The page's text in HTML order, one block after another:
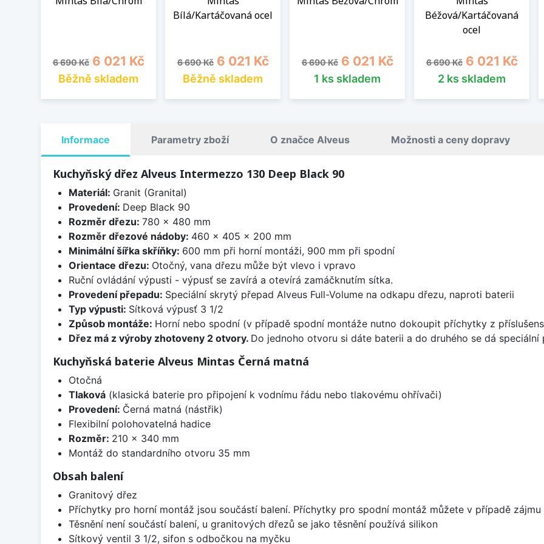
Běžná cena
6 690 Kč Cena
6 021 Kč
Běžně skladem
Bílá/Kartáčovaná ocel
Běžná cena
6 690 Kč Cena
6 021 Kč
Běžně skladem
Běžná cena
6 690 Kč Cena
6 021 Kč
1 ks skladem
Béžová/Kartáčovaná
ocel
Běžná cena
6 690 Kč Cena
6 021 Kč
2 ks skladem
Informace Parametry zboží O značce Alveus Možnosti a ceny dopravy
Kuchyňský dřez Alveus Intermezzo 130 Deep Black 90
Materiál: Granit (Granital)
Provedení: Deep Black 90
Rozměr dřezu: 780 x 480 mm
Rozměr dřezové nádoby: 460 x 405 x 200 mm
Minimální šířka skříňky: 600 mm při horní montáži, 900 mm při spodní
Orientace dřezu: Otočný, vana dřezu může být vlevo i vpravo
Ruční ovládání výpusti - výpusť se zavírá a otevírá zamáčknutím sítka.
Provedení přepadu: Speciální skrytý přepad Alveus Full-Volume na odkapu dřezu, naproti baterii
Typ výpusti: Sítková výpusť 3 1/2
Způsob montáže: Horní nebo spodní (v případě spodní montáže nutno dokoupit příchytky z
Dřez má z výroby zhotoveny 2 otvory. Do jednoho otvoru si dáte baterii a do druhého se dá speciální
Kuchyňská baterie Alveus Mintas Černá matná
Otočná
Tlaková(klasická baterie pro připojení k vodnímu řádu nebo tlakovému ohřívači)
Provedení: Černá matná (nástřik)
Flexibilní polohovatelná hadice
Rozměr: 210 x 340 mm
Montáž do standardního otvoru 35 mm
Obsah balení
Granitový dřez
Příchytky pro horní montáž jsou součástí balení. Příchytky pro spodní montáž můžete v případě
Těsnění není součástí balení, u granitových dřezů se jako těsnění používá silikon
Sítkový ventil 3 1/2, sifon s odbočkou na myčku